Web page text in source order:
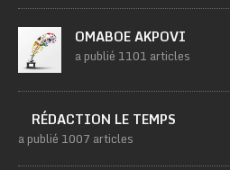
OMABOE AKPOVI
a publié 1101 articles
RÉDACTION LE TEMPS
a publié 1007 articles